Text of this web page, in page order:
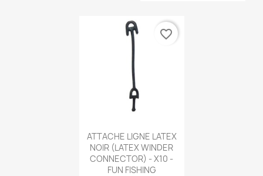
Aperçu rapide
ATTACHE LIGNE LATEX
NOIR (LATEX WINDER
CONNECTOR) - X10 -
FUN FISHING
favorite_border